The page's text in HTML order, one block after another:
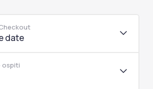
date
ospiti